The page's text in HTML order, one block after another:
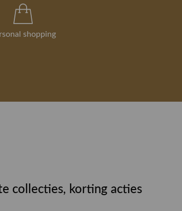
shopping
collecties, korting acties